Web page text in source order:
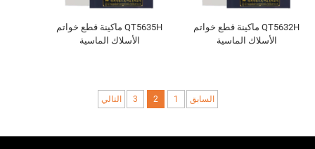
QT5632H ماكينة قطع خواتم
الأسلاك الماسية
QT5635H ماكينة قطع خواتم
الأسلاك الماسية
السابق 1
2
3 التالي